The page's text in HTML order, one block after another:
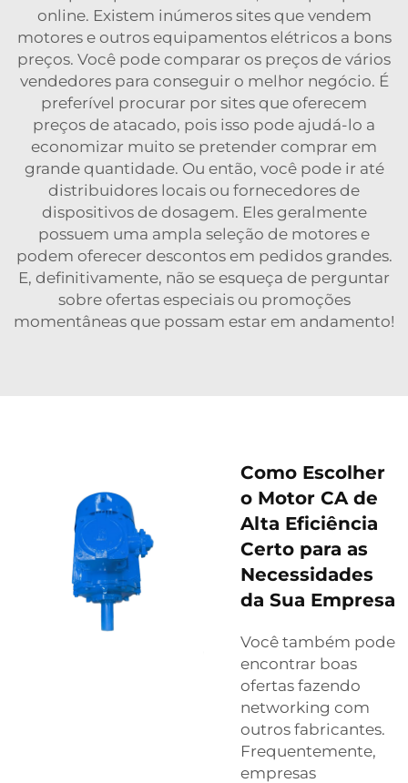
online. Existem inúmeros sites que vendem
motores e outros equipamentos elétricos a bons
preços. Você pode comparar os preços de vários
vendedores para conseguir o melhor negócio. É
preferível procurar por sites que oferecem
preços de atacado, pois isso pode ajudá-lo a
economizar muito se pretender comprar em
grande quantidade. Ou então, você pode ir até
distribuidores locais ou fornecedores de
dispositivos de dosagem. Eles geralmente
possuem uma ampla seleção de motores e
podem oferecer descontos em pedidos grandes.
E, definitivamente, não se esqueça de perguntar
sobre ofertas especiais ou promoções
momentâneas que possam estar em andamento!
Como Escolher
o Motor CA de
Alta Eficiência
Certo para as
Necessidades
da Sua Empresa
Você também pode
encontrar boas
ofertas fazendo
networking com
outros fabricantes.
Frequentemente,
empresas